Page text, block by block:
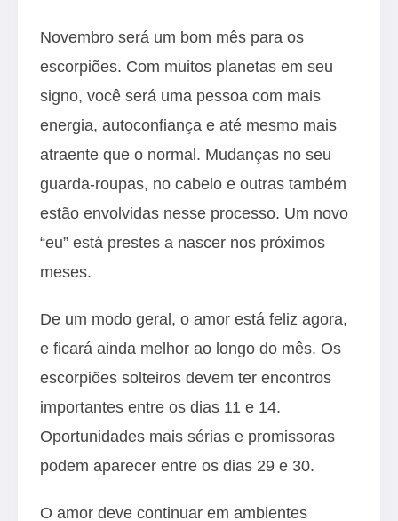
Novembro será um bom mês para os
escorpiões. Com muitos planetas em seu
signo, você será uma pessoa com mais
energia, autoconfiança e até mesmo mais
atraente que o normal. Mudanças no seu
guarda-roupas, no cabelo e outras também
estão envolvidas nesse processo. Um novo
“eu” está prestes a nascer nos próximos
meses.
De um modo geral, o amor está feliz agora,
e ficará ainda melhor ao longo do mês. Os
escorpiões solteiros devem ter encontros
importantes entre os dias 11 e 14.
Oportunidades mais sérias e promissoras
podem aparecer entre os dias 29 e 30.
O amor deve continuar em ambientes